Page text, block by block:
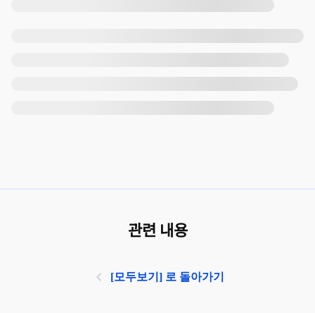
관련 내용
[모두보기] 로 돌아가기